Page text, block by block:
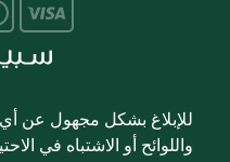
للإبلاغ بشكل مجهول عن أي
واللوائح أو الاشتباه في